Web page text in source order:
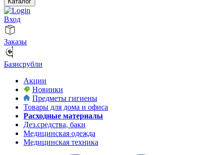
Вход
Заказы
Базисрубли
Акции
Новинки
Предметы гигиены
Товары для дома и офиса
Расходные материалы
Дез.средства, баки
Медицинская одежда
Медицинская техника